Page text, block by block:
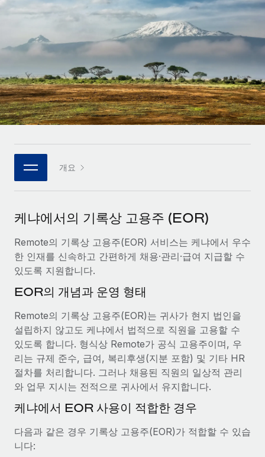
인프라
Remote 통합
HR을 워크플로에 매끄럽게 통합
플랫폼
팀을 위한 통합된 핵심 HR 기능
서비스
전문가 상담
글로벌 인사 및 규정 준수 업무 처리에 전문가 지원 제공
신원 조사
Compliance Watchtower
규정 준수 관련 위험에 선제적으로 대응
기기 관리
전 세계 IT 장비 제공 및 추적 관리
법인 설립
글로벌 인재 이동 및 전근
성장하는 기업을 위한 민첩한 글로벌 HR 및 급여 솔루션
중견기업
엔터프라이즈
대기업을 위한 글로벌 HR
전략적 기술 파트너
플랫폼에 글로벌 HR을 유연하게 통합
통합 및 AI 자동화 컨설팅
사례 연구
REMOTE와 함께 배우기
리서치 및 가이드
HR 용어집
체크리스트 및 템플릿
웨비나
이벤트
인사이트 센터
지원받기
블로그
글로벌 급여
EOR 및 PEO
계약자 관리
세금
Français
Deutsch
Italiano
Português (Portugal)
한국어
개요
케냐에서의 기록상 고용주 (EOR)
Remote의 기록상 고용주(EOR) 서비스는 케냐에서 우수
한 인재를 신속하고 간편하게 채용·관리·급여 지급할 수
있도록 지원합니다.
EOR의 개념과 운영 형태
Remote의 기록상 고용주(EOR)는 귀사가 현지 법인을
설립하지 않고도 케냐에서 법적으로 직원을 고용할 수
있도록 합니다. 형식상 Remote가 공식 고용주이며, 우
리는 규제 준수, 급여, 복리후생(지분 포함) 및 기타 HR
절차를 처리합니다. 그러나 채용된 직원의 일상적 관리
와 업무 지시는 전적으로 귀사에서 유지합니다.
케냐에서 EOR 사용이 적합한 경우
다음과 같은 경우 기록상 고용주(EOR)가 적합할 수 있습
니다: